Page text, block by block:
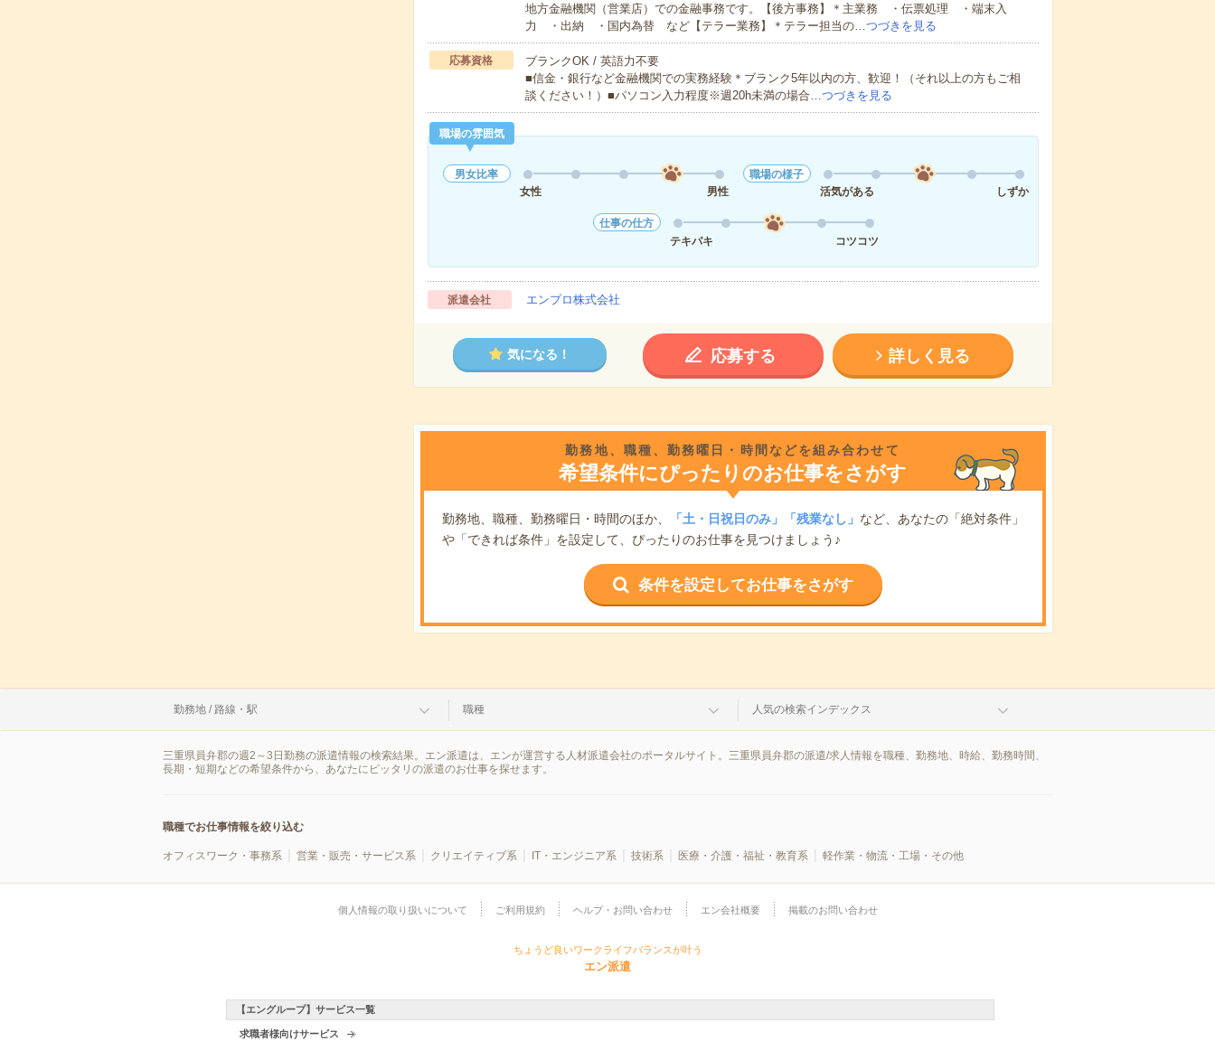
地方金融機関（営業店）での金融事務です。【後方事務】＊主業務 ・伝票処理 ・端末入
力 ・出納 ・国内為替 など【テラー業務】＊テラー担当の… つづきを見る
応募資格
ブランクOK / 英語力不要
■信金・銀行など金融機関での実務経験＊ブランク5年以内の方、歓迎！（それ以上の方もご相
談ください！）■パソコン入力程度※週20h未満の場合… つづきを見る
職場の雰囲気
男女比率
女性
男性
職場の様子
活気がある
しずか
仕事の仕方
テキパキ
コツコツ
派遣会社 エンプロ株式会社
気になる！ 応募する 詳しく見る
勤務地、職種、勤務曜日・時間などを組み合わせて
希望条件にぴったりのお仕事をさがす
勤務地、職種、勤務曜日・時間のほか、 「土・日祝日のみ」「残業なし」 など、あなたの「絶対条件」
や「できれば条件」を設定して、ぴったりのお仕事を見つけましょう♪
条件を設定してお仕事をさがす
勤務地 / 路線・駅 職種 人気の検索インデックス
三重県員弁郡の週2～3日勤務の派遣情報の検索結果。エン派遣は、エンが運営する人材派遣会社のポータルサイト。三重県員弁郡の派遣/求人情報を職種、勤務地、時給、勤務時間、
長期・短期などの希望条件から、あなたにピッタリの派遣のお仕事を探せます。
職種でお仕事情報を絞り込む
オフィスワーク・事務系 営業・販売・サービス系 クリエイティブ系 IT・エンジニア系 技術系 医療・介護・福祉・教育系 軽作業・物流・工場・その他
個人情報の取り扱いについて ご利用規約 ヘルプ・お問い合わせ エン会社概要 掲載のお問い合わせ
ちょうど良いワークライフバランスが叶う
エン派遣
【エングループ】サービス一覧
求職者様向けサービス